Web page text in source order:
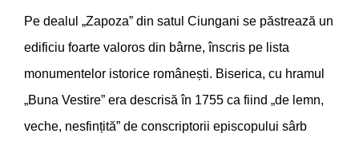
Pe dealul „Zapoza” din satul Ciungani se păstrează un
edificiu foarte valoros din bârne, înscris pe lista
monumentelor istorice românești. Biserica, cu hramul
„Buna Vestire” era descrisă în 1755 ca fiind „de lemn,
veche, nesfințită” de conscriptorii episcopului sârb